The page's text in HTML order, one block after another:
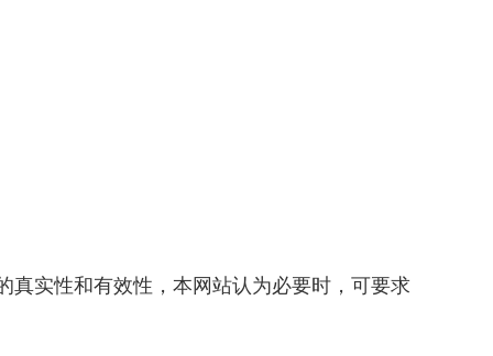
实性和有效性，本网站认为必要时，可要求